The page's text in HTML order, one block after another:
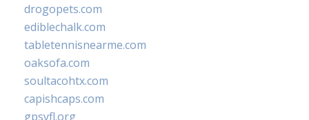
drogopets.com
ediblechalk.com
tabletennisnearme.com
oaksofa.com
soultacohtx.com
capishcaps.com
gpsyfl.org